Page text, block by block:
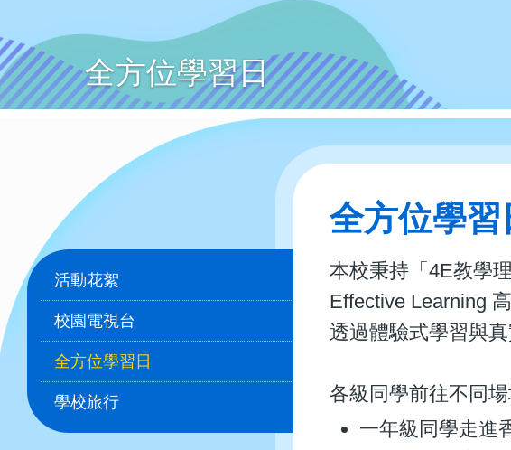
全方位學習日
全方位學習
本校秉持「4E教學
Effective Learning
透過體驗式學習與
各級同學前往不同
一年級同學走進
Main
navigation
活動花絮
校園電視台
全方位學習日
學校旅行